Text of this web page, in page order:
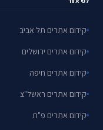
קידום אתרים תל אביב
קידום אתרים ירושלים
קידום אתרים חיפה
קידום אתרים ראשל"צ
קידום אתרים פ"ת